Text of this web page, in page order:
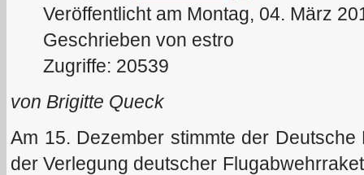
Veröffentlicht am Montag, 04. März
Geschrieben von estro
Zugriffe: 20539
von Brigitte Queck
Am 15. Dezember stimmte der
der Verlegung deutscher